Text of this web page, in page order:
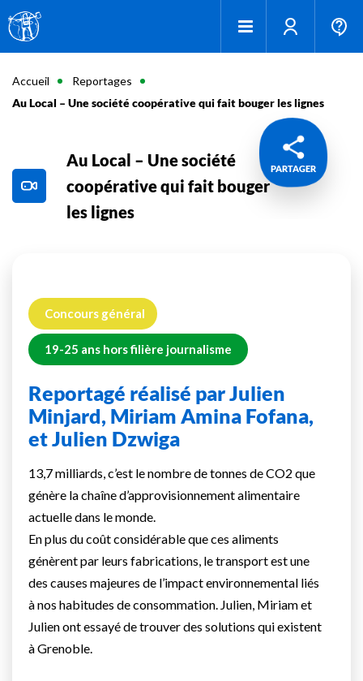
Accueil
Reportages
Au Local – Une société coopérative qui fait bouger les lignes
PARTAGER
Au Local – Une société
coopérative qui fait bouger
les lignes
Concours général
19-25 ans hors filière journalisme
Reportagé réalisé par Julien
Minjard, Miriam Amina Fofana,
et Julien Dzwiga
13,7 milliards, c’est le nombre de tonnes de CO2 que
génère la chaîne d’approvisionnement alimentaire
actuelle dans le monde.
En plus du coût considérable que ces aliments
génèrent par leurs fabrications, le transport est une
des causes majeures de l’impact environnemental liés
à nos habitudes de consommation. Julien, Miriam et
Julien ont essayé de trouver des solutions qui existent
à Grenoble.